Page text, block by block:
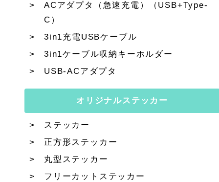
ACアダプタ（急速充電）（USB+Type-
C）
3in1充電USBケーブル
3in1ケーブル収納キーホルダー
USB-ACアダプタ
オリジナルステッカー
ステッカー
正方形ステッカー
丸型ステッカー
フリーカットステッカー